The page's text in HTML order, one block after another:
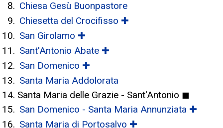
Chiesa Gesù Buonpastore
Chiesetta del Crocifisso ✚
San Girolamo ✚
Sant'Antonio Abate ✚
San Domenico ✚
Santa Maria Addolorata
Santa Maria delle Grazie - Sant'Antonio ◼
San Domenico - Santa Maria Annunziata ✚
Santa Maria di Portosalvo ✚